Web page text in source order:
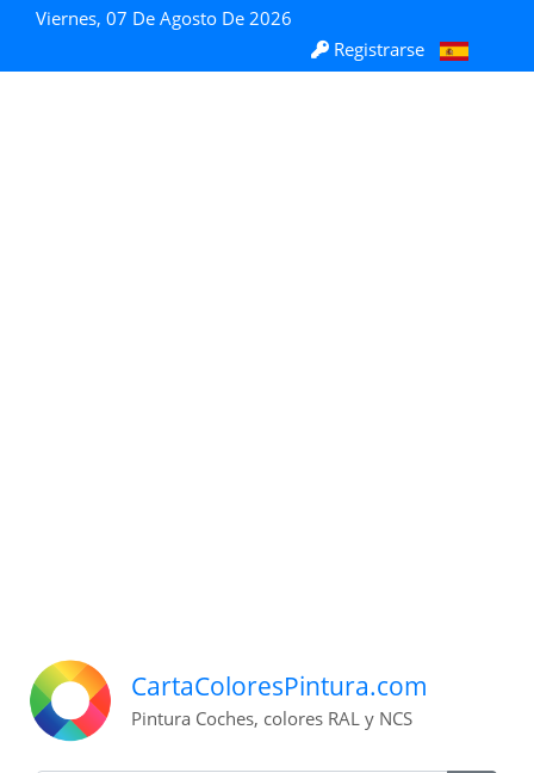
Viernes, 07 De Agosto De 2026
Registrarse
CartaColoresPintura.com
Pintura Coches, colores RAL y NCS